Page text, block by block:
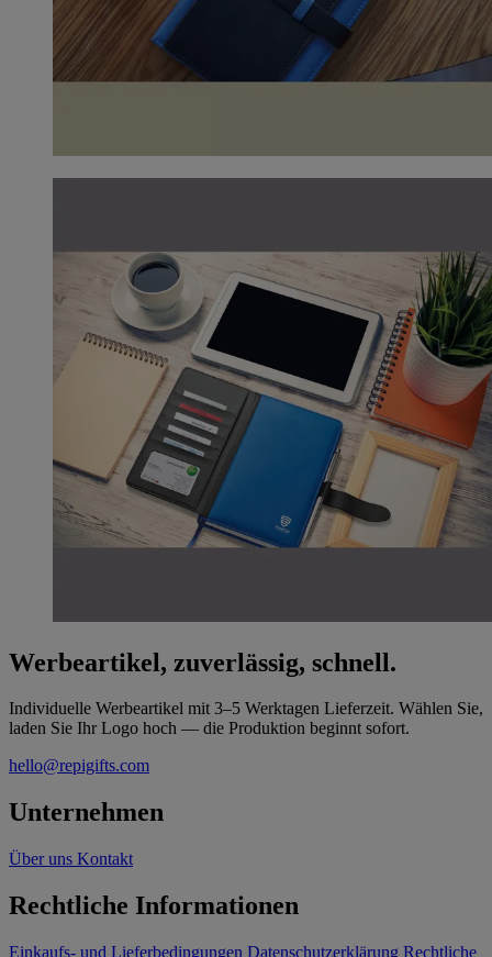
Werbeartikel, zuverlässig, schnell.
Individuelle Werbeartikel mit 3–5 Werktagen Lieferzeit. Wählen Sie,
laden Sie Ihr Logo hoch — die Produktion beginnt sofort.
hello@repigifts.com
Unternehmen
Über uns Kontakt
Rechtliche Informationen
Einkaufs- und Lieferbedingungen Datenschutzerklärung Rechtliche